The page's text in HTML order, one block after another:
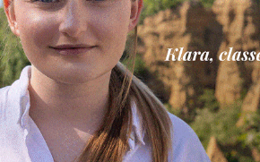
Gianni, Giulia e Franco. Lo
processo, lo stop ai sorpassi fra
Cronaca 3 Agosto 2026
Scomparso da una struttura di
Fiorentino l’uomo che aveva
Levane nel 2020